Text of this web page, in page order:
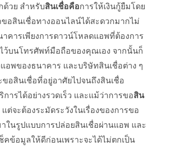
ด้วย สำหรับสินเชื่อคือการให้เงินกู้ยืมโดย
อสินเชื่อทางออนไลน์ได้สะดวกมากไม่
คารเพียงการดาวน์โหลดแอพที่ต้องการ
บนโทรศัพท์มือถือของคุณเอง จากนั้นก็
อพของธนาคาร และบริษัทสินเชื่อต่าง ๆ
อสินเชื่อที่อยู่อาศัยไปจนถึงสินเชื่อ
ารได้อย่างรวดเร็ว และแม้ว่าการขอสิน
ต่จะต้องระมัดระวังในเรื่องของการขอ
ในรูปแบบการปล่อยสินเชื่อผ่านแอพ และ
ข้อมูลให้ดีก่อนเพราะจะได้ไม่ตกเป็น